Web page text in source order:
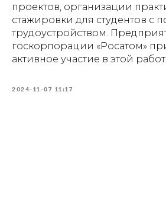
проектов, организации
стажировки для студентов с
трудоустройством.
госкорпорации «Росатом»
активное участие в этой
2024-11-07 11:17